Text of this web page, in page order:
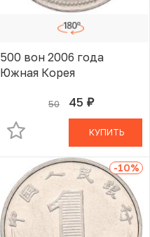
500 вон 2006 года
Южная Корея
50 45 руб.
В КОРЗИНЕ
КУПИТЬ
-10%